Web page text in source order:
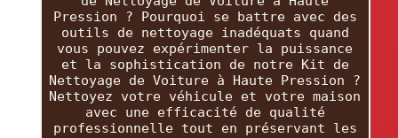
Pression ? Pourquoi se battre avec des
outils de nettoyage inadéquats quand
vous pouvez expérimenter la puissance
et la sophistication de notre Kit de
Nettoyage de Voiture à Haute Pression ?
Nettoyez votre véhicule et votre maison
avec une efficacité de qualité
professionnelle tout en préservant les